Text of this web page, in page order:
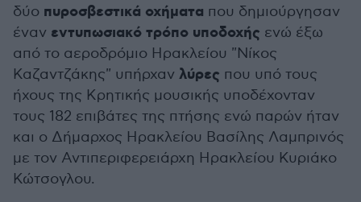
δύο πυροσβεστικά οχήματα που δημιούργησαν
έναν εντυπωσιακό τρόπο υποδοχής ενώ έξω
από το αεροδρόμιο Ηρακλείου "Νίκος
Καζαντζάκης" υπήρχαν λύρες που υπό τους
ήχους της Κρητικής μουσικής υποδέχονταν
τους 182 επιβάτες της πτήσης ενώ παρών ήταν
και ο Δήμαρχος Ηρακλείου Βασίλης Λαμπρινός
με τον Αντιπεριφερειάρχη Ηρακλείου Κυριάκο
Κώτσογλου.